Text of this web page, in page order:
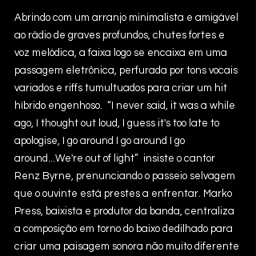
Abrindo com um arranjo minimalista e amigável
ao rádio de graves profundos, chutes fortes e
voz melódica, a faixa logo se encaixa em uma
passagem eletrônica, perfurada por tons vocais
variados e riffs tumultuados para criar um hit
híbrido engenhoso.  “I never said, it was a while
ago, I thought out loud, I guess it's too late to
apologise, I go around I go around I go
around...We're out of light”  insiste o cantor
Renz Byrne, prenunciando o passeio selvagem
que o ouvinte está prestes a enfrentar. Marko
Press, baixista e produtor da banda, centraliza
a composição em torno do baixo dedilhado para
criar uma paisagem sonora não muito diferente